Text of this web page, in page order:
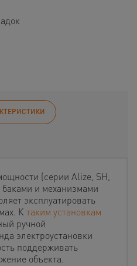
(серии Alize, SH,
и механизмами
эксплуатировать
К таким установкам
ручной
электроустановки
поддерживать
объекта.